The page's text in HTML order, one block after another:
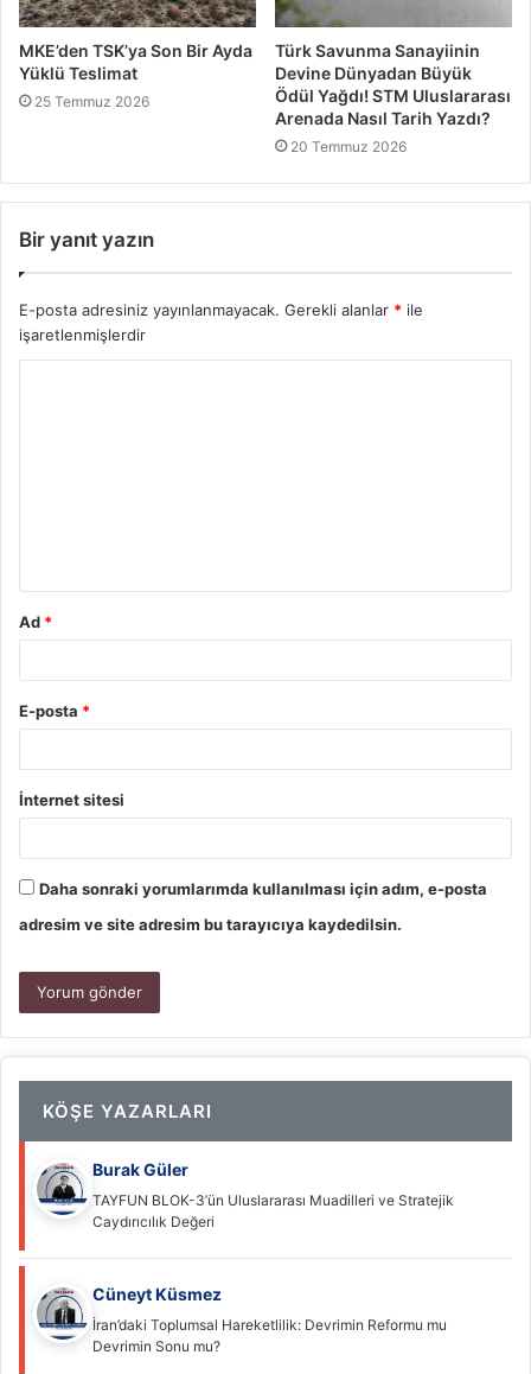
MKE’den TSK’ya Son Bir Ayda
Yüklü Teslimat
25 Temmuz 2026
Türk Savunma Sanayiinin
Devine Dünyadan Büyük
Ödül Yağdı! STM Uluslararası
Arenada Nasıl Tarih Yazdı?
20 Temmuz 2026
Bir yanıt yazın
E-posta adresiniz yayınlanmayacak. Gerekli alanlar * ile
işaretlenmişlerdir
Ad *
E-posta *
İnternet sitesi
Daha sonraki yorumlarımda kullanılması için adım, e-posta
adresim ve site adresim bu tarayıcıya kaydedilsin.
KÖŞE YAZARLARI
Burak Güler
TAYFUN BLOK-3’ün Uluslararası Muadilleri ve Stratejik
Caydırıcılık Değeri
Cüneyt Küsmez
İran’daki Toplumsal Hareketlilik: Devrimin Reformu mu
Devrimin Sonu mu?